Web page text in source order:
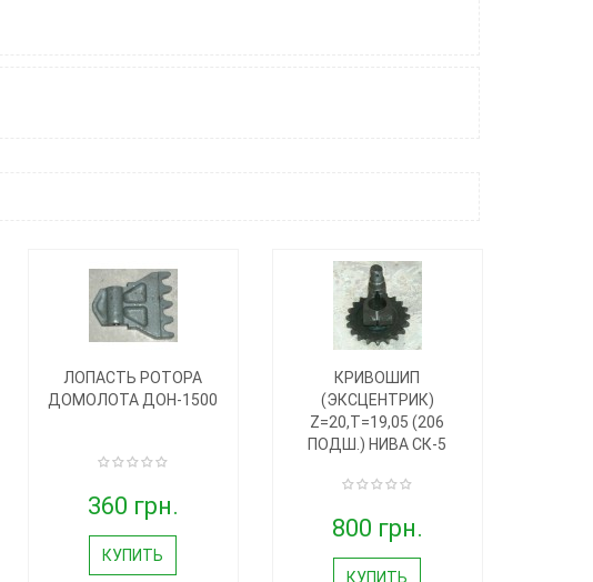
ЛОПАСТЬ РОТОРА
ДОМОЛОТА ДОН-1500
360 грн.
КУПИТЬ
КРИВОШИП
(ЭКСЦЕНТРИК)
Z=20,T=19,05 (206
ПОДШ.) НИВА СК-5
800 грн.
КУПИТЬ